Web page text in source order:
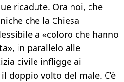
ricadute. Ora noi, che
che la Chiesa
a «coloro che hanno
in parallelo alle
civile infligge ai
doppio volto del male. C’è